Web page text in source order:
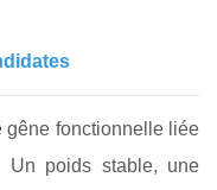
gêne fonctionnelle liée
Un poids stable, une